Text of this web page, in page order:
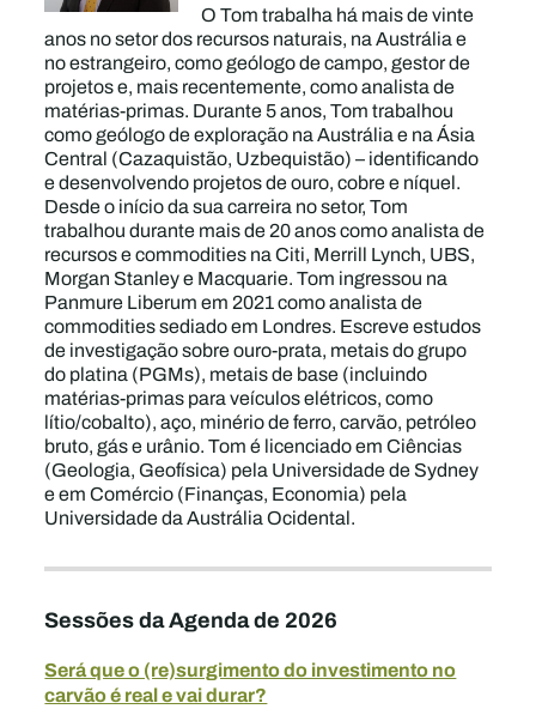
O Tom trabalha há mais de vinte
anos no setor dos recursos naturais, na Austrália e
no estrangeiro, como geólogo de campo, gestor de
projetos e, mais recentemente, como analista de
matérias-primas. Durante 5 anos, Tom trabalhou
como geólogo de exploração na Austrália e na Ásia
Central (Cazaquistão, Uzbequistão) – identificando
e desenvolvendo projetos de ouro, cobre e níquel.
Desde o início da sua carreira no setor, Tom
trabalhou durante mais de 20 anos como analista de
recursos e commodities na Citi, Merrill Lynch, UBS,
Morgan Stanley e Macquarie. Tom ingressou na
Panmure Liberum em 2021 como analista de
commodities sediado em Londres. Escreve estudos
de investigação sobre ouro-prata, metais do grupo
do platina (PGMs), metais de base (incluindo
matérias-primas para veículos elétricos, como
lítio/cobalto), aço, minério de ferro, carvão, petróleo
bruto, gás e urânio. Tom é licenciado em Ciências
(Geologia, Geofísica) pela Universidade de Sydney
e em Comércio (Finanças, Economia) pela
Universidade da Austrália Ocidental.
Sessões da Agenda de 2026
Será que o (re)surgimento do investimento no
carvão é real e vai durar?